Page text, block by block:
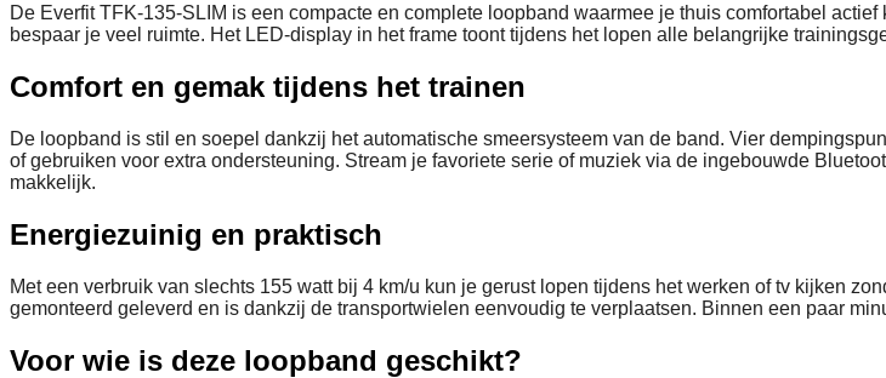
De Everfit TFK-135-SLIM is een compacte en complete loopband waarmee je thuis comfortabel
bespaar je veel ruimte. Het LED-display in het frame toont tijdens het lopen alle belangrijke
Comfort en gemak tijdens het trainen
De loopband is stil en soepel dankzij het automatische smeersysteem van de band. Vier
of gebruiken voor extra ondersteuning. Stream je favoriete serie of muziek via de ingebouwde
makkelijk.
Energiezuinig en praktisch
Met een verbruik van slechts 155 watt bij 4 km/u kun je gerust lopen tijdens het werken of tv kijken
gemonteerd geleverd en is dankzij de transportwielen eenvoudig te verplaatsen. Binnen een paar
Voor wie is deze loopband geschikt?